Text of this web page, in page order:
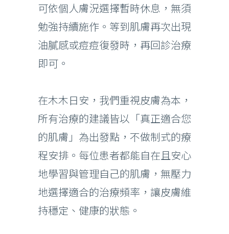
可依個人膚況選擇暫時休息，無須
勉強持續施作。等到肌膚再次出現
油膩感或痘痘復發時，再回診治療
即可。
在木木日安，我們重視皮膚為本，
所有治療的建議皆以「真正適合您
的肌膚」為出發點，不做制式的療
程安排。每位患者都能自在且安心
地學習與管理自己的肌膚，無壓力
地選擇適合的治療頻率，讓皮膚維
持穩定、健康的狀態。